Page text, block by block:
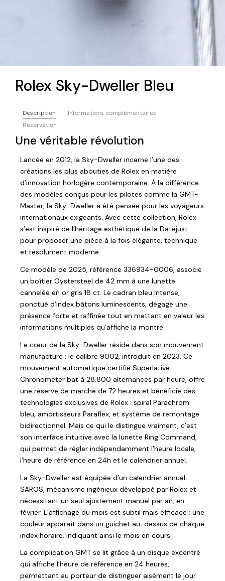
Rolex Sky-Dweller Bleu
Description
Informations complémentaires
Réservation
Une véritable révolution
Lancée en 2012, la Sky-Dweller incarne l’une des
créations les plus abouties de Rolex en matière
d’innovation horlogère contemporaine. À la différence
des modèles conçus pour les pilotes comme la GMT-
Master, la Sky-Dweller a été pensée pour les voyageurs
internationaux exigeants. Avec cette collection, Rolex
s’est inspiré de l’héritage esthétique de la Datejust
pour proposer une pièce à la fois élégante, technique
et résolument moderne.
Ce modèle de 2025, référence 336934-0006, associe
un boîtier Oystersteel de 42 mm à une lunette
cannelée en or gris 18 ct. Le cadran bleu intense,
ponctué d’index bâtons luminescents, dégage une
présence forte et raffinée tout en mettant en valeur les
informations multiples qu’affiche la montre.
Le cœur de la Sky-Dweller réside dans son mouvement
manufacture : le calibre 9002, introduit en 2023. Ce
mouvement automatique certifié Superlative
Chronometer bat à 28.800 alternances par heure, offre
une réserve de marche de 72 heures et bénéficie des
technologies exclusives de Rolex : spiral Parachrom
bleu, amortisseurs Paraflex, et système de remontage
bidirectionnel. Mais ce qui le distingue vraiment, c’est
son interface intuitive avec la lunette Ring Command,
qui permet de régler indépendamment l’heure locale,
l’heure de référence en 24h et le calendrier annuel.
La Sky-Dweller est équipée d’un calendrier annuel
SAROS, mécanisme ingénieux développé par Rolex et
nécessitant un seul ajustement manuel par an, en
février. L’affichage du mois est subtil mais efficace : une
couleur apparaît dans un guichet au-dessus de chaque
index horaire, indiquant ainsi le mois en cours.
La complication GMT se lit grâce à un disque excentré
qui affiche l’heure de référence en 24 heures,
permettant au porteur de distinguer aisément le jour